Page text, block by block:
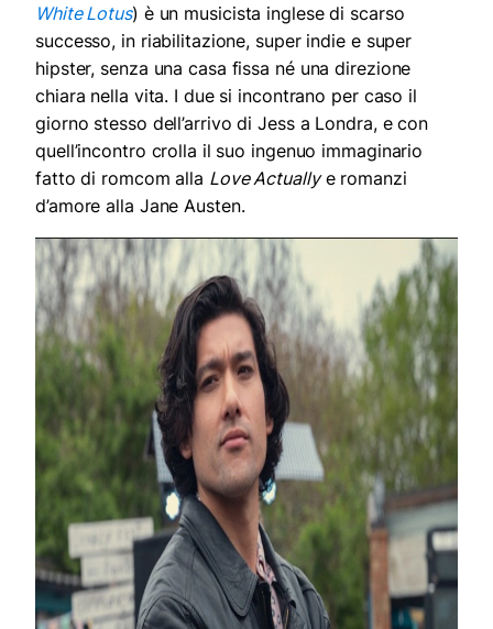
White Lotus) è un musicista inglese di scarso
successo, in riabilitazione, super indie e super
hipster, senza una casa fissa né una direzione
chiara nella vita. I due si incontrano per caso il
giorno stesso dell’arrivo di Jess a Londra, e con
quell’incontro crolla il suo ingenuo immaginario
fatto di romcom alla Love Actuallye romanzi
d’amore alla Jane Austen.